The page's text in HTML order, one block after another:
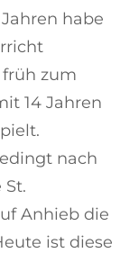
habe
zum
14 Jahren
nach
Anhieb die
ist diese